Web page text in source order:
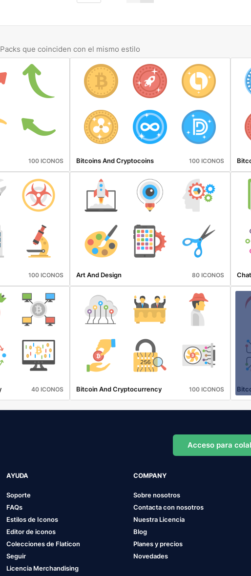
Packs que coinciden con el mismo estilo
100 ICONOS Bitcoins And Cryptocoins 100 ICONOS
100 ICONOS Art And Design 80 ICONOS
40 ICONOS Bitcoin And Cryptocurrency 100 ICONOS
Acceso para
AYUDA
Soporte
FAQs
Estilos de Iconos
Editor de iconos
Colecciones de Flaticon
Seguir
Licencia Merchandising
COMPANY
Sobre nosotros
Contacta con nosotros
Nuestra Licencia
Blog
Planes y precios
Novedades